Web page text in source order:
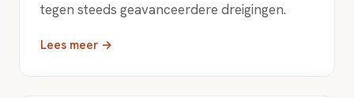
tegen steeds geavanceerdere dreigingen.
Lees meer →